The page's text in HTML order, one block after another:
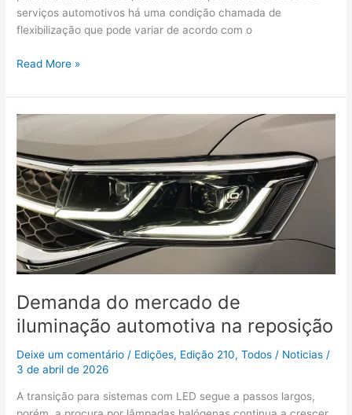
serviços automotivos há uma condição chamada de
flexibilização que pode variar de acordo com o
Read More »
Demanda do mercado de
iluminação automotiva na reposição
Deixe um comentário / Edições, Edição 210,Todos / Noticias /
3 de abril de 2026
A transição para sistemas com LED segue a passos largos,
Demanda
do
mercado
de
iluminação
automotiva
na
reposição